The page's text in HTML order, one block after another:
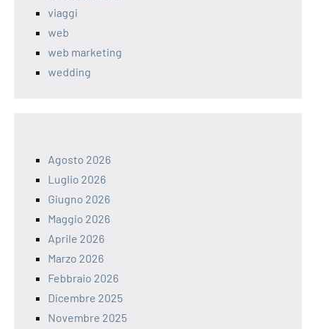
viaggi
web
web marketing
wedding
Agosto 2026
Luglio 2026
Giugno 2026
Maggio 2026
Aprile 2026
Marzo 2026
Febbraio 2026
Dicembre 2025
Novembre 2025